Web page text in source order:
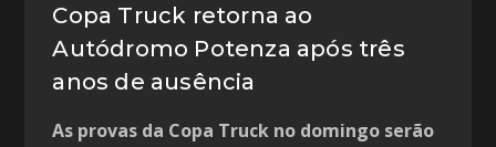
Copa Truck retorna ao
Autódromo Potenza após três
anos de ausência
As provas da Copa Truck no domingo serão